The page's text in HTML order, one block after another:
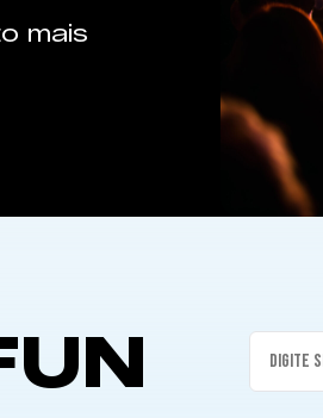
mais